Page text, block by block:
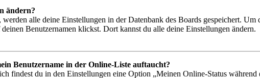
ändern?
alle deine Einstellungen in der Datenbank des Boards gespeichert.
Benutzernamen klickst. Dort kannst du alle deine Einstellungen ändern.
Benutzername in der Online-Liste auftaucht?
findest du in den Einstellungen eine Option „Meinen Online-Status